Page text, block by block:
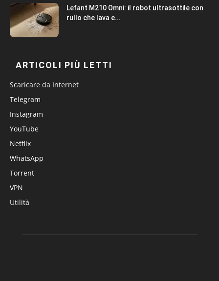
Lefant M210 Omni: il robot ultrasottile con
rullo che lava e...
ARTICOLI PIÙ LETTI
Scaricare da Internet
Telegram
Instagram
YouTube
Netflix
WhatsApp
Torrent
VPN
Utilità